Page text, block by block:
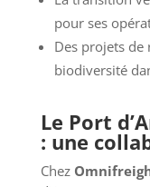
pour ses
Des projets
biodiversité
Le Port
: une
Chez